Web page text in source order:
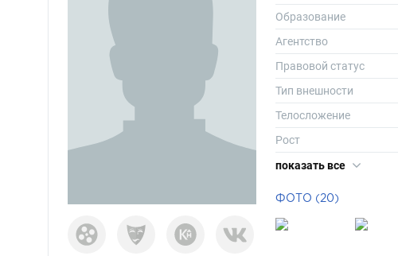
Образование
Агентство
Правовой статус
Тип внешности
Телосложение
Рост
Вес
показать все
ФОТО (20)